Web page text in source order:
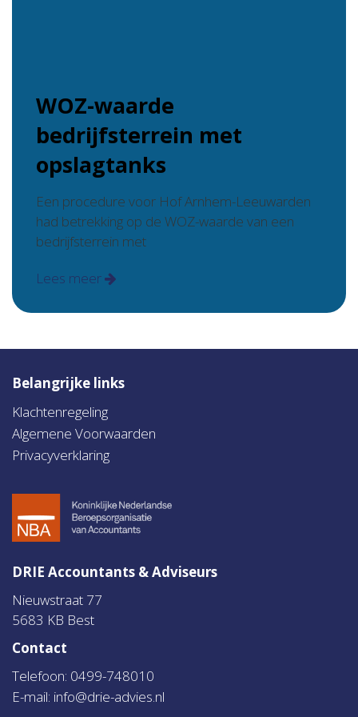
WOZ-waarde
bedrijfsterrein met
opslagtanks
Een procedure voor Hof Arnhem-Leeuwarden
had betrekking op de WOZ-waarde van een
bedrijfsterrein met
Lees meer
Belangrijke links
Klachtenregeling
Algemene Voorwaarden
Privacyverklaring
DRIE Accountants & Adviseurs
Nieuwstraat 77
5683 KB Best
Contact
Telefoon: 0499-748010
E-mail: info@drie-advies.nl